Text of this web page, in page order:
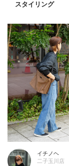
スタイリング
イチノヘ
二子玉川店